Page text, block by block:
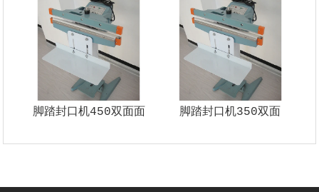
脚踏封口机450双面面 脚踏封口机350双面